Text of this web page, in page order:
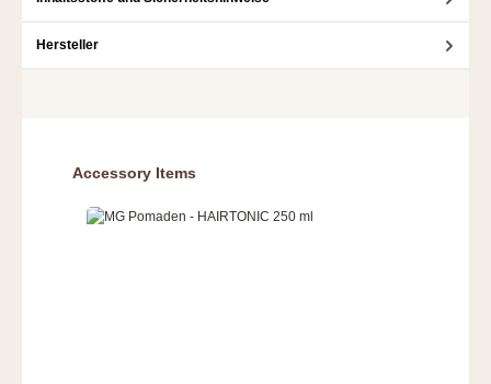
Hersteller
Produktgalerie überspringen
Accessory Items